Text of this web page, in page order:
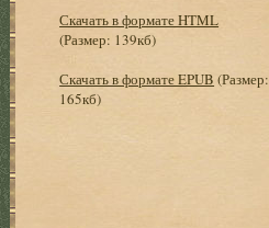
Скачать в формате HTML
(Размер: 139кб)
Скачать в формате EPUB (Размер:
165кб)